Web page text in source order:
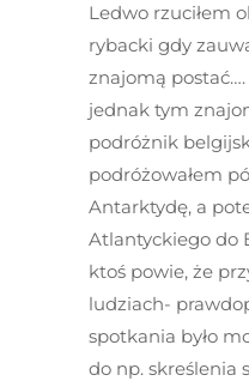
Ledwo rzuciłem
rybacki gdy
znajomą
jednak tym
podróżnik
podróżowałem
Antarktydę, a
Atlantyckiego do
ktoś powie, że
ludziach-
spotkania było
do np. skreślenia